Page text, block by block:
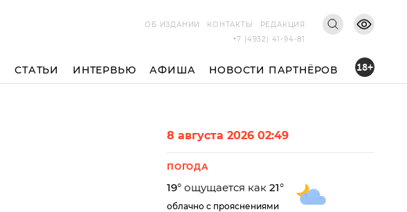
ОБ ИЗДАНИИ
КОНТАКТЫ
РЕДАКЦИЯ
+7 (4932) 41-94-81
СТАТЬИ ИНТЕРВЬЮ АФИША НОВОСТИ ПАРТНЁРОВ 18+
8 августа 2026 02:49
ПОГОДА
19° ощущается как 21°
облачно с прояснениями